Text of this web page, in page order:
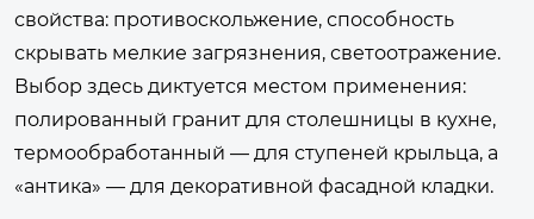
свойства: противоскольжение, способность
скрывать мелкие загрязнения, светоотражение.
Выбор здесь диктуется местом применения:
полированный гранит для столешницы в кухне,
термообработанный — для ступеней крыльца, а
«антика» — для декоративной фасадной кладки.